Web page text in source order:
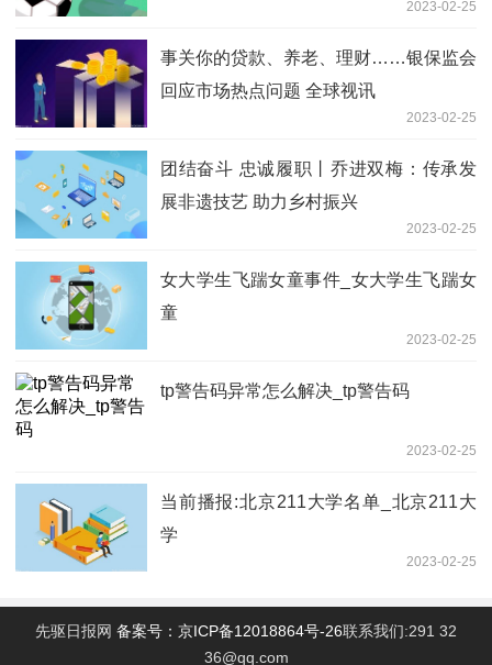
2023-02-25
事关你的贷款、养老、理财……银保监会
回应市场热点问题 全球视讯
2023-02-25
团结奋斗 忠诚履职丨乔进双梅：传承发
展非遗技艺 助力乡村振兴
2023-02-25
女大学生飞踹女童事件_女大学生飞踹女
童
2023-02-25
tp警告码异常怎么解决_tp警告码
2023-02-25
当前播报:北京211大学名单_北京211大
学
2023-02-25
先驱日报网 备案号：京ICP备12018864号-26联系我们:291 32
36@qq.com